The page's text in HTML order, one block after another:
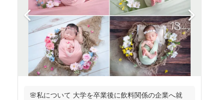
🌸私について 大学を卒業後に飲料関係の企業へ就